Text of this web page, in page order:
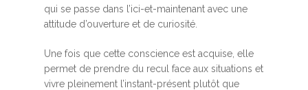
qui se passe dans l’ici-et-maintenant avec une
attitude d’ouverture et de curiosité.
Une fois que cette conscience est acquise, elle
permet de prendre du recul face aux situations et
vivre pleinement l’instant-présent plutôt que